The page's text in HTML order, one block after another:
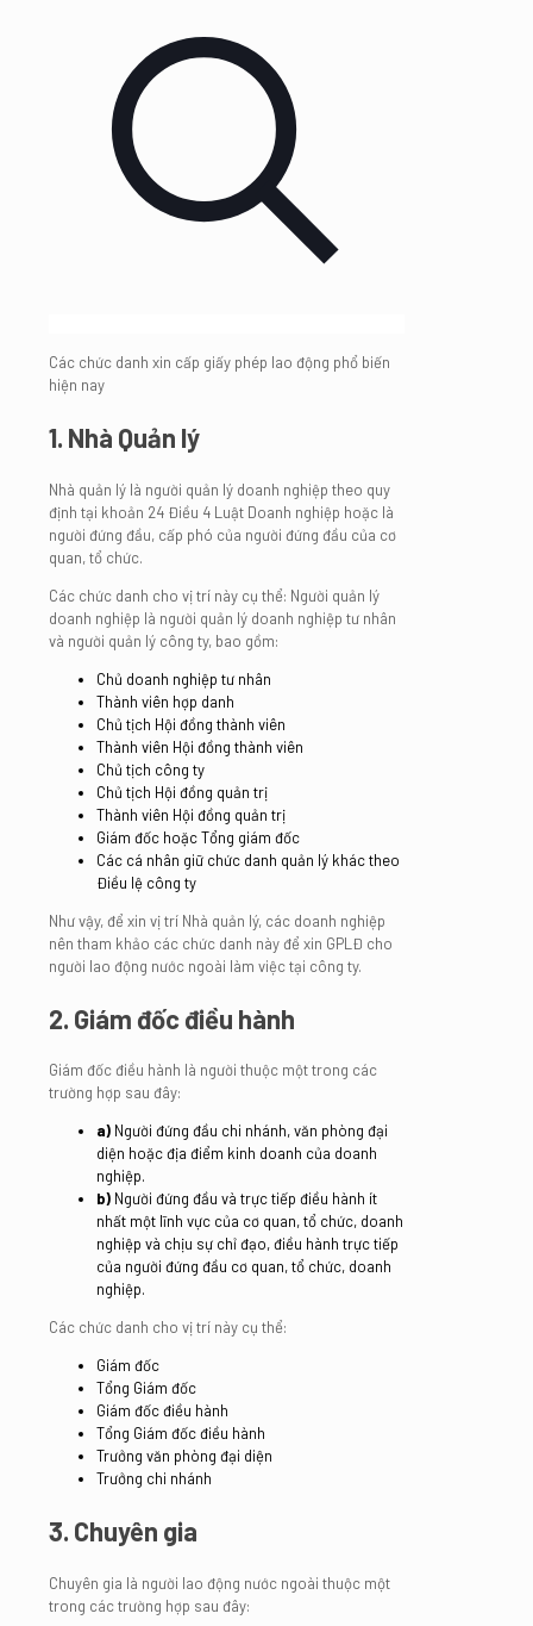
Các chức danh xin cấp giấy phép lao động phổ biến
hiện nay
1. Nhà Quản lý
Nhà quản lý là người quản lý doanh nghiệp theo quy
định tại khoản 24 Điều 4 Luật Doanh nghiệp hoặc là
người đứng đầu, cấp phó của người đứng đầu của cơ
quan, tổ chức.
Các chức danh cho vị trí này cụ thể: Người quản lý
doanh nghiệp là người quản lý doanh nghiệp tư nhân
và người quản lý công ty, bao gồm:
Chủ doanh nghiệp tư nhân
Thành viên hợp danh
Chủ tịch Hội đồng thành viên
Thành viên Hội đồng thành viên
Chủ tịch công ty
Chủ tịch Hội đồng quản trị
Thành viên Hội đồng quản trị
Giám đốc hoặc Tổng giám đốc
Các cá nhân giữ chức danh quản lý khác theo
Điều lệ công ty
Như vậy, để xin vị trí Nhà quản lý, các doanh nghiệp
nên tham khảo các chức danh này để xin GPLĐ cho
người lao động nước ngoài làm việc tại công ty.
2. Giám đốc điều hành
Giám đốc điều hành là người thuộc một trong các
trường hợp sau đây:
a) Người đứng đầu chi nhánh, văn phòng đại
diện hoặc địa điểm kinh doanh của doanh
nghiệp.
b) Người đứng đầu và trực tiếp điều hành ít
nhất một lĩnh vực của cơ quan, tổ chức, doanh
nghiệp và chịu sự chỉ đạo, điều hành trực tiếp
của người đứng đầu cơ quan, tổ chức, doanh
nghiệp.
Các chức danh cho vị trí này cụ thể:
Giám đốc
Tổng Giám đốc
Giám đốc điều hành
Tổng Giám đốc điều hành
Trưởng văn phòng đại diện
Trưởng chi nhánh
3. Chuyên gia
Chuyên gia là người lao động nước ngoài thuộc một
trong các trường hợp sau đây: